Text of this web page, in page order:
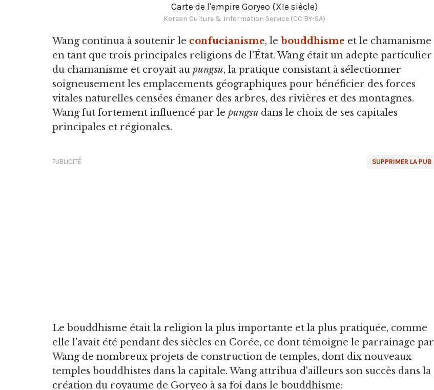
Carte de l'empire Goryeo (XIe siècle)
Korean Culture & Information Service (CC BY-SA)
Wang continua à soutenir le confucianisme, le bouddhisme et le chamanisme
en tant que trois principales religions de l'État. Wang était un adepte particulier
du chamanisme et croyait au pungsu, la pratique consistant à sélectionner
soigneusement les emplacements géographiques pour bénéficier des forces
vitales naturelles censées émaner des arbres, des rivières et des montagnes.
Wang fut fortement influencé par le pungsu dans le choix de ses capitales
principales et régionales.
SUPPRIMER LA PUB
PUBLICITÉ
Le bouddhisme était la religion la plus importante et la plus pratiquée, comme
elle l'avait été pendant des siècles en Corée, ce dont témoigne le parrainage par
Wang de nombreux projets de construction de temples, dont dix nouveaux
temples bouddhistes dans la capitale. Wang attribua d'ailleurs son succès dans la
création du royaume de Goryeo à sa foi dans le bouddhisme: